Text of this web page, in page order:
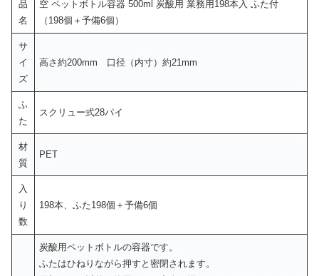
品
名
空 ペットボトル容器 500ml 炭酸用 業務用198本入 ふた付
（198個＋予備6個）
サ
イ
ズ
高さ約200mm 口径（内寸）約21mm
ふ
た
スクリュー式28パイ
材
質
PET
入
り
数
198本、ふた198個＋予備6個
炭酸用ペットボトルの容器です。
ふたはひねりながら押すと密閉されます。